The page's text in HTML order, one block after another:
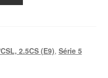
2.5CS (E9), Série 5